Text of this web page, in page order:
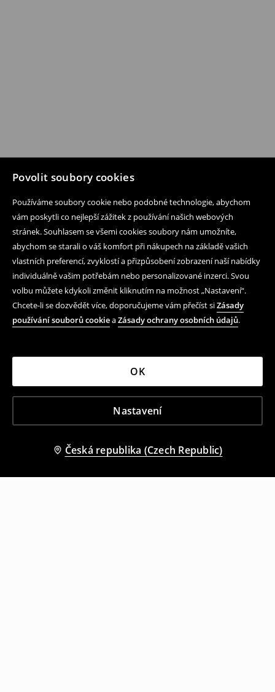
Povolit soubory cookies
Používáme soubory cookie nebo podobné technologie, abychom
vám poskytli co nejlepší zážitek z používání našich webových
stránek. Souhlasem se všemi cookies soubory nám umožníte,
abychom se starali o váš komfort při nákupech na základě vašich
vlastních preferencí, zvyklostí a přizpůsobení zobrazení naší nabídky
individuálně vašim potřebám nebo personalizované inzerci. Svou
volbu můžete kdykoli změnit kliknutím na možnost „Nastavení“.
Chcete-li se dozvědět více, doporučujeme vám přečíst siZásady
používání souborů cookieaZásady ochrany osobních údajů.
Nastavení
OK
Česká republika (Czech Republic)